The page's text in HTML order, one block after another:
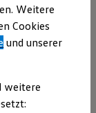
Weitere
Cookies
und unserer
weitere